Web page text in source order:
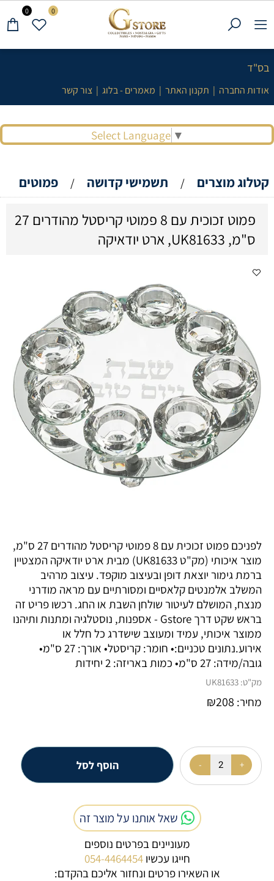
בס"ד
אודות החברה | תקנון האתר | מאמרים - בלוג | צור קשר
Select Language ▼
0 0
קטלוג מוצרים / תשמישי קדושה / פמוטים
פמוט זכוכית עם 8 פמוטי קריסטל מהודרים 27
ס"מ, UK81633, ארט יודאיקה
לפניכם פמוט זכוכית עם 8 פמוטי קריסטל מהודרים 27 ס"מ,
מוצר איכותי (מק"ט UK81633) מבית ארט יודאיקה המצטיין
ברמת גימור יוצאת דופן ובעיצוב מוקפד. עיצוב מרהיב
המשלב אלמנטים קלאסיים ומסורתיים עם מראה מודרני
מנצח, המושלם לעיטור שולחן השבת או החג. רכשו פריט זה
בראש שקט דרך Gstore - אספנות, נוסטלגיה ומתנות ותיהנו
ממוצר איכותי, עמיד ומעוצב שישדרג כל חלל או
אירוע.נתונים טכניים:• חומר: קריסטל• אורך: 27 ס"מ•
גובה/מידה: 27 ס"מ• כמות באריזה: 2 יחידות
מק"ט: UK81633
מחיר: ₪208
הוסף לסל
שאל אותנו על מוצר זה
מעוניינים בפרטים נוספים
חייגו עכשיו054-4464454
או השאירו פרטים ונחזור אליכם בהקדם: